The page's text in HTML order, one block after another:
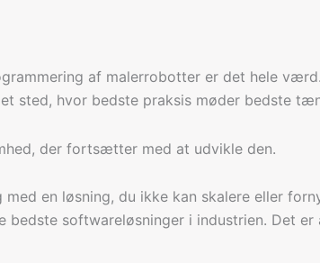
af malerrobotter er det hele
sted, hvor bedste praksis møder bedste
der fortsætter med at udvikle den.
en løsning, du ikke kan skalere eller
softwareløsninger i industrien. Det